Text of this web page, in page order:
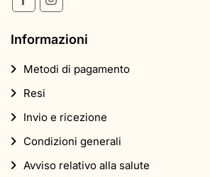
Informazioni
Metodi di pagamento
Resi
Invio e ricezione
Condizioni generali
Avviso relativo alla salute